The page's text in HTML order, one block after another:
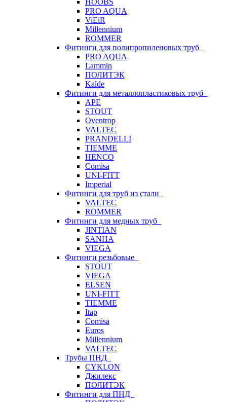
HOOBS
PRO AQUA
ViEiR
Millennium
ROMMER
Фитинги для полипропиленовых труб
PRO AQUA
Lammin
ПОЛИТЭК
Kalde
Фитинги для металлопластиковых труб
APE
STOUT
Oventrop
VALTEC
PRANDELLI
TIEMME
HENCO
Comisa
UNI-FITT
Imperial
Фитинги для труб из стали
VALTEC
ROMMER
Фитинги для медных труб
JINTIAN
SANHA
VIEGA
Фитинги резьбовые
STOUT
VIEGA
ELSEN
UNI-FITT
TIEMME
Itap
Comisa
Euros
Millennium
VALTEC
Трубы ПНД
CYKLON
Джилекс
ПОЛИТЭК
Фитинги для ПНД